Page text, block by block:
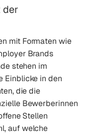
der
mit Formaten wie
Brands
stehen im
Einblicke in den
die die
Bewerberinnen
Stellen
auf welche